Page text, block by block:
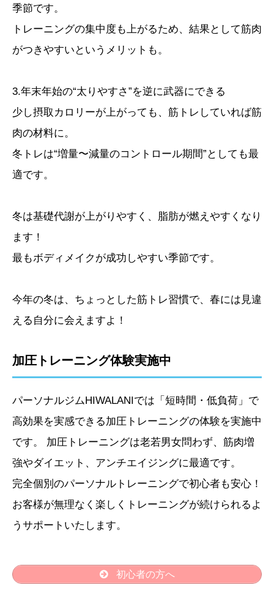
季節です。
トレーニングの集中度も上がるため、結果として筋肉
がつきやすいというメリットも。
3.年末年始の“太りやすさ”を逆に武器にできる
少し摂取カロリーが上がっても、筋トレしていれば筋
肉の材料に。
冬トレは“増量〜減量のコントロール期間”としても最
適です。
冬は基礎代謝が上がりやすく、脂肪が燃えやすくなり
ます！
最もボディメイクが成功しやすい季節です。
今年の冬は、ちょっとした筋トレ習慣で、春には見違
える自分に会えますよ！
加圧トレーニング体験実施中
パーソナルジムHIWALANIでは「短時間・低負荷」で
高効果を実感できる加圧トレーニングの体験を実施中
です。 加圧トレーニングは老若男女問わず、筋肉増
強やダイエット、アンチエイジングに最適です。
完全個別のパーソナルトレーニングで初心者も安心！
お客様が無理なく楽しくトレーニングが続けられるよ
うサポートいたします。
初心者の方へ